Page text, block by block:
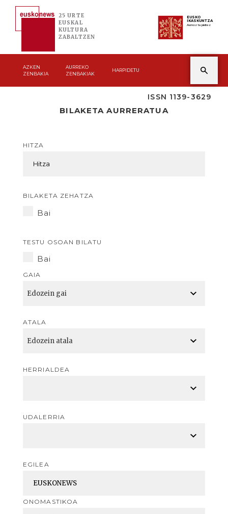
25 URTE
EUSKAL
KULTURA
ZABALTZEN
EUSKO
IKASKUNTZA
Asmoz ta jakitez
AZKEN
ZENBAKIA
AURREKO
ZENBAKIAK
HARPIDETU
ISSN 1139-3629
BILAKETA AURRERATUA
HITZA
BILAKETA ZEHATZA
Bai
TESTU OSOAN BILATU
Bai
GAIA
ATALA
HERRIALDEA
UDALERRIA
EGILEA
ONOMASTIKOA